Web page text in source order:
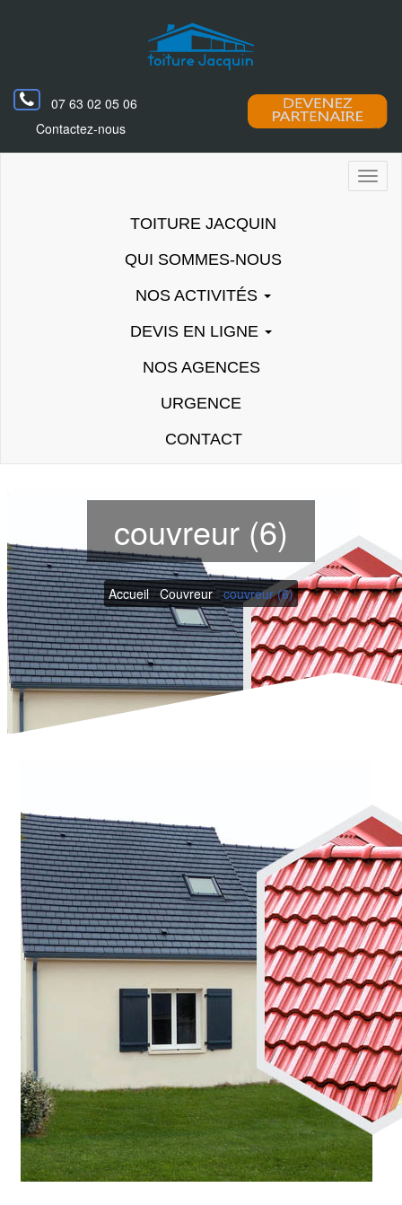
07 63 02 05 06
Contactez-nous
TOITURE JACQUIN
QUI SOMMES-NOUS
NOS ACTIVITÉS
DEVIS EN LIGNE
NOS AGENCES
URGENCE
CONTACT
couvreur (6)
Accueil/Couvreur/couvreur (6)